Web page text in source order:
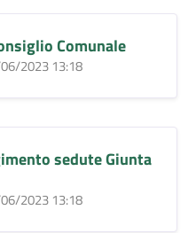
Comunale
2023 13:18
sedute Giunta
2023 13:18